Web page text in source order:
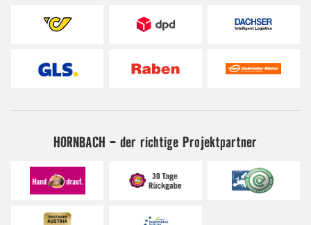
HORNBACH - der richtige Projektpartner